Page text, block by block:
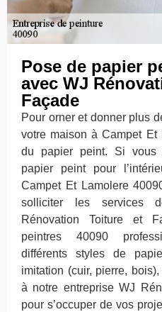
Pose de papier
avec WJ
Façade
Pour orner et donner plus
votre maison à Campet Et
du papier peint. Si vous
papier peint pour
Campet Et Lamolere
solliciter les services
Rénovation Toiture et
peintres 40090
différents styles de
imitation (cuir, pierre,
à notre entreprise WJ
pour s’occuper de vos